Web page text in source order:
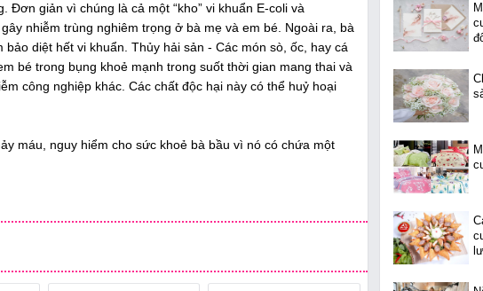
giản vì chúng là cả một “kho” vi khuẩn E-coli và
nhiễm trùng nghiêm trọng ở bà mẹ và em bé. Ngoài ra, bà
diệt hết vi khuẩn. Thủy hải sản - Các món sò, ốc, hay cá
bé trong bụng khoẻ mạnh trong suốt thời gian mang thai và
công nghiệp khác. Các chất độc hại này có thể huỷ hoại
máu, nguy hiểm cho sức khoẻ bà bầu vì nó có chứa một